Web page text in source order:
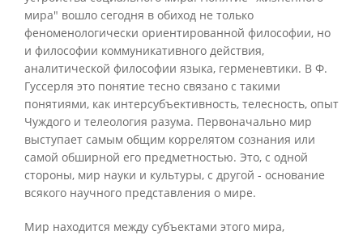
мира" вошло сегодня в обиход не только
феноменологически ориентированной философии, но
и философии коммуникативного действия,
аналитической философии языка, герменевтики. В Ф.
Гуссерля это понятие тесно связано с такими
понятиями, как интерсубъективность, телесность, опыт
Чуждого и телеология разума. Первоначально мир
выступает самым общим коррелятом сознания или
самой обширной его предметностью. Это, с одной
стороны, мир науки и культуры, с другой - основание
всякого научного представления о мире.
Мир находится между субъектами этого мира,